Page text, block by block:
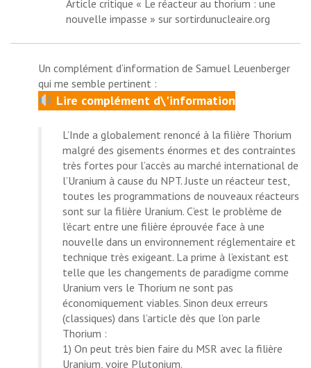
Article critique « Le réacteur au thorium : une
nouvelle impasse » sur sortirdunucleaire.org
Un complément d’information de Samuel Leuenberger
qui me semble pertinent :
Lire complément d\'information
L’Inde a globalement renoncé à la filière Thorium
malgré des gisements énormes et des contraintes
très fortes pour l’accès au marché international de
l’Uranium à cause du NPT. Juste un réacteur test,
toutes les programmations de nouveaux réacteurs
sont sur la filière Uranium. C’est le problème de
l’écart entre une filière éprouvée face à une
nouvelle dans un environnement réglementaire et
technique très exigeant. La prime à l’existant est
telle que les changements de paradigme comme
Uranium vers le Thorium ne sont pas
économiquement viables. Sinon deux erreurs
(classiques) dans l’article dès que l’on parle
Thorium :
1) On peut très bien faire du MSR avec la filière
Uranium, voire Plutonium.